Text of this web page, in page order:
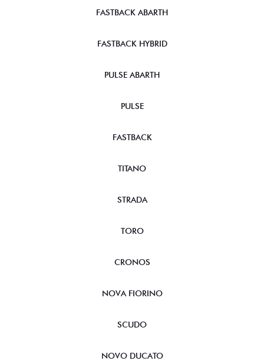
FASTBACK ABARTH
FASTBACK HYBRID
PULSE ABARTH
PULSE
FASTBACK
TITANO
STRADA
TORO
CRONOS
NOVA FIORINO
SCUDO
NOVO DUCATO